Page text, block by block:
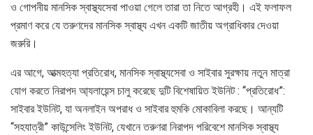
ও গোপনীয় মানসিক স্বাস্থ্যসেবা পাওয়া গেলে তারা তা নিতে আগ্রহী। এই ফলাফল
প্রমাণ করে যে তরুণদের মানসিক স্বাস্থ্য এখন একটি জাতীয় অগ্রাধিকার দেওয়া
জরুরি।
এর আগে, আত্মহত্যা প্রতিরোধ, মানসিক স্বাস্থ্যসেবা ও সাইবার সুরক্ষায় নতুন মাত্রা
যোগ করতে নিরাপদ আ্যলায়েন্স চালু করেছে দুটি বিশেষায়িত ইউনিট : “প্রতিরোধ”:
সাইবার ইউনিট, যা অনলাইন অপরাধ ও সাইবার হুমকি মোকাবিলা করছে। আন্যটি
“সহযাত্রী” কাউন্সেলিং ইউনিট, যেখানে তরুণরা নিরাপদ পরিবেশে মানসিক স্বাস্থ্য